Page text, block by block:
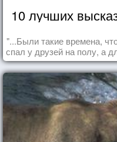
10 лучших
"...Были такие времена,
спал у друзей на полу, а
бутылки